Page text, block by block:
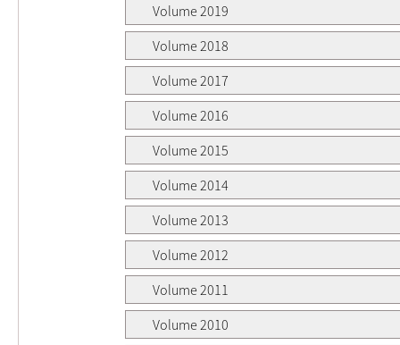
Volume 2019
Volume 2018
Volume 2017
Volume 2016
Volume 2015
Volume 2014
Volume 2013
Volume 2012
Volume 2011
Volume 2010